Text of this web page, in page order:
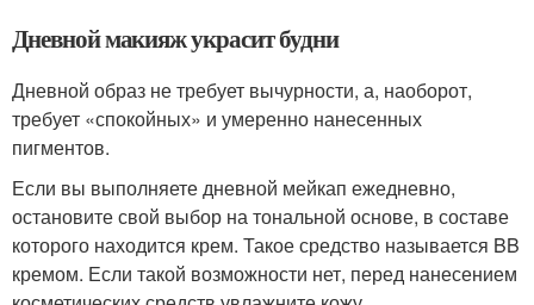
Дневной макияж украсит будни
Дневной образ не требует вычурности, а, наоборот,
требует «спокойных» и умеренно нанесенных
пигментов.
Если вы выполняете дневной мейкап ежедневно,
остановите свой выбор на тональной основе, в составе
которого находится крем. Такое средство называется BB
кремом. Если такой возможности нет, перед нанесением